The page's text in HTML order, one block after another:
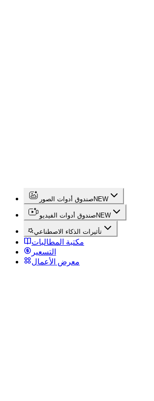
صندوق أدوات الصور NEW
صندوق أدوات الفيديو NEW
تأثيرات الذكاء الاصطناعي
مكتبة المطالبات
التسعير
معرض الأعمال